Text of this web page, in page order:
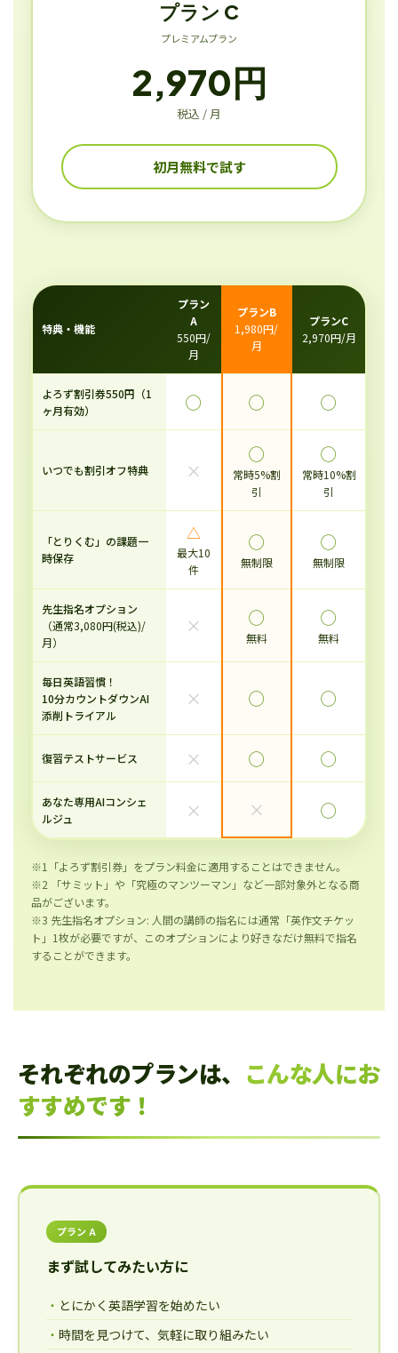
プラン C
プレミアムプラン
2,970円
税込 / 月
初月無料で試す
特典・機能
プラン
A
550円/
月
プランB
1,980円/
月
プランC
2,970円/月
よろず割引券550円（1
ヶ月有効）
◯ ◯ ◯
いつでも割引オフ特典 ×
◯
常時5%割
引
◯
常時10%割
引
「とりくむ」の課題一
時保存
△
最大10
件
◯
無制限
◯
無制限
先生指名オプション
（通常3,080円(税込)/
月）
× ◯
無料
◯
無料
毎日英語習慣！
10分カウントダウンAI
添削トライアル
× ◯ ◯
復習テストサービス × ◯ ◯
あなた専用AIコンシェ
ルジュ
× × ◯
※1「よろず割引券」をプラン料金に適用することはできません。
※2 「サミット」や「究極のマンツーマン」など一部対象外となる商
品がございます。
※3 先生指名オプション: 人間の講師の指名には通常「英作文チケッ
ト」1枚が必要ですが、このオプションにより好きなだけ無料で指名
することができます。
それぞれのプランは、 こんな人にお
すすめです！
プラン A
まず試してみたい方に
とにかく英語学習を始めたい
時間を見つけて、気軽に取り組みたい